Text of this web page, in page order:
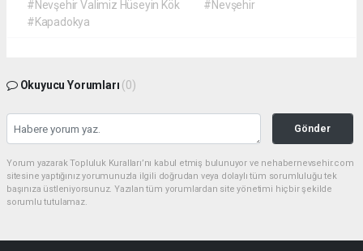
#Nevşehir Valimiz Hüseyin Kök
#Nevşehir
#Kapadokya
Okuyucu Yorumları (0)
Gönder
Yorum yazarak Topluluk Kuralları’nı kabul etmiş bulunuyor ve nehabernevsehir.com
sitesine yaptığınız yorumunuzla ilgili doğrudan veya dolaylı tüm sorumluluğu tek
başınıza üstleniyorsunuz. Yazılan tüm yorumlardan site yönetimi hiçbir şekilde
sorumlu tutulamaz.